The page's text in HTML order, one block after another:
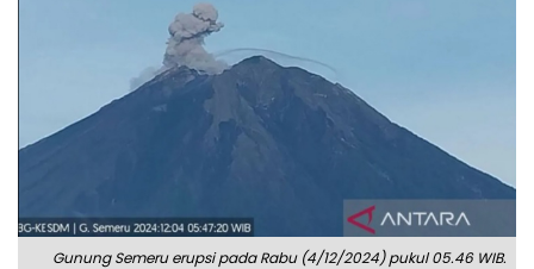
Gunung Semeru erupsi pada Rabu (4/12/2024) pukul 05.46 WIB.